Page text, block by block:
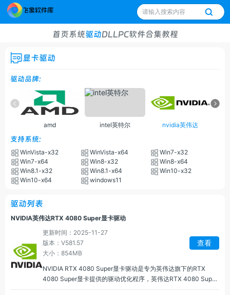
首页系统驱动DLLPC软件合集教程
显卡驱动
驱动品牌:
amd intel英特尔 nvidia英伟达
支持系统:
WinVista-x32 WinVista-x64
Win7-x32
Win7-x64
Win8-x32
Win8-x64
Win8.1-x32
Win8.1-x64
Win10-x32
Win10-x64
windows11
驱动列表
NVIDIA英伟达RTX 4080 Super显卡驱动
更新时间：2025-11-27
版本：V581.57
大小：854MB
查看
NVIDIA RTX 4080 Super显卡驱动是专为英伟达旗下的RTX
4080 Super显卡提供的驱动优化程序，英伟达RTX 4080 Super